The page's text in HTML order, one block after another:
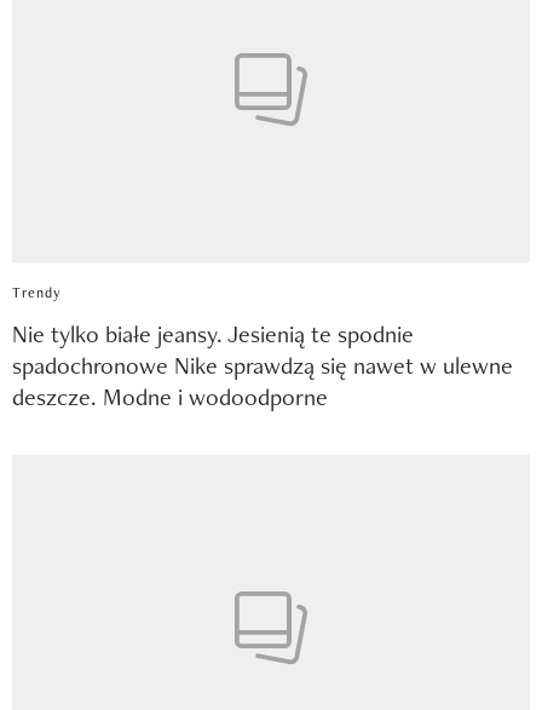
Trendy
Nie tylko białe jeansy. Jesienią te spodnie
spadochronowe Nike sprawdzą się nawet w ulewne
deszcze. Modne i wodoodporne